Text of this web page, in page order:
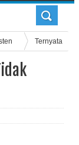
Ternyata